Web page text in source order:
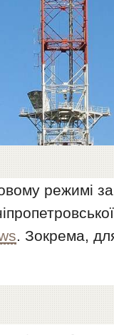
режимі
. Зокрема,